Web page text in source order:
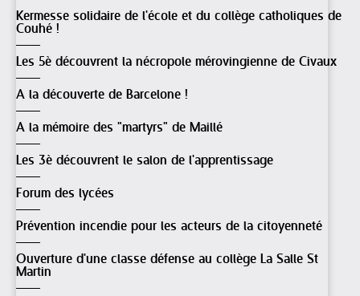
Kermesse solidaire de l'école et du collège catholiques de
Couhé !
Les 5è découvrent la nécropole mérovingienne de Civaux
A la découverte de Barcelone !
A la mémoire des "martyrs" de Maillé
Les 3è découvrent le salon de l'apprentissage
Forum des lycées
Prévention incendie pour les acteurs de la citoyenneté
Ouverture d'une classe défense au collège La Salle St
Martin